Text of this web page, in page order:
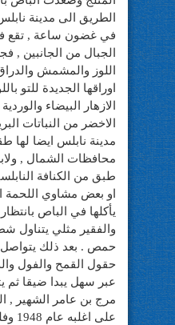
في غضون ساعة , تقع
الجبال من الجانبين ,
اللوز والمشمش
اوراقها الجديدة للتو
الازهار البيضاء
الاخضر من النباتات
مدينة نابلس ايضا لها
محافظات الشمال ,
طبق من الكنافة
او بعض مشاوي اللحمة
يأكلها في الباص
والفقير مثلي يتناول
حمص . بعد ذلك
حقول القمح والفول
عبر سهل يبدا ضيقا ثم
مرج بن عامر الشهير ,
على